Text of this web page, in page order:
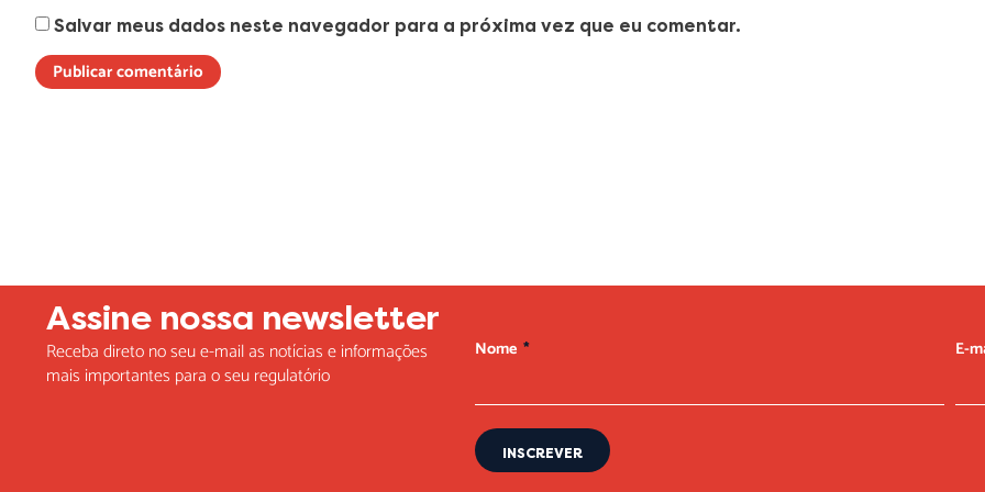
Salvar meus dados neste navegador para a próxima vez que eu comentar.
Assine nossa newsletter
Receba direto no seu e-mail as notícias e informações
mais importantes para o seu regulatório
Nome E-
INSCREVER